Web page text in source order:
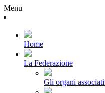
Menu
Home
La Federazione
Gli organi